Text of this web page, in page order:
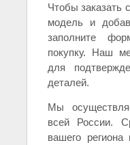
Чтобы заказать
модель и
заполните
покупку. Наш
для
деталей.
Мы
всей России.
вашего